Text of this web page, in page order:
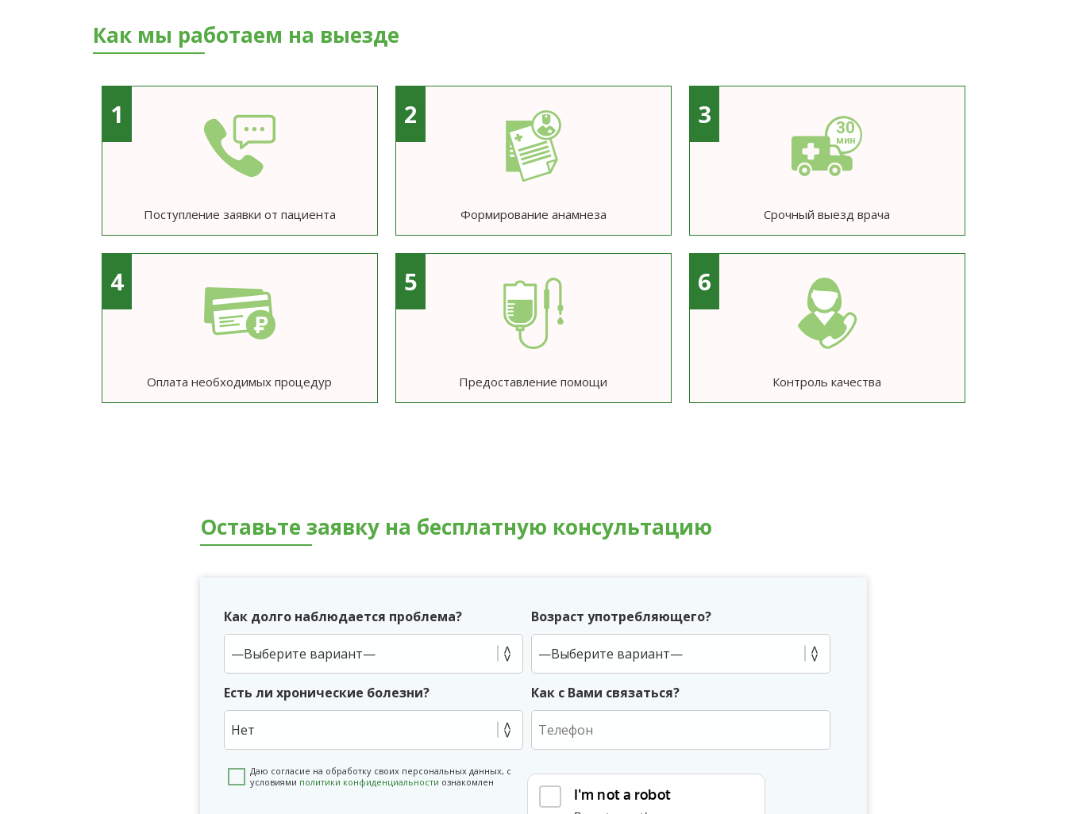
Как мы работаем на выезде
1
Поступление заявки от пациента
2
Формирование анамнеза
3
Срочный выезд врача
4
Оплата необходимых процедур
5
Предоставление помощи
6
Контроль качества
Оставьте заявку на бесплатную консультацию
Как долго наблюдается проблема? Возраст употребляющего?
Есть ли хронические болезни?
Нет
Как с Вами связаться?
Даю согласие на обработку своих персональных данных, с
условиями политики конфиденциальности ознакомлен